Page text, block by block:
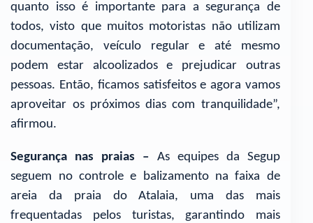
quanto isso é importante para a segurança de
todos, visto que muitos motoristas não utilizam
documentação, veículo regular e até mesmo
podem estar alcoolizados e prejudicar outras
pessoas. Então, ficamos satisfeitos e agora vamos
aproveitar os próximos dias com tranquilidade”,
afirmou.
Segurança nas praias – As equipes da Segup
seguem no controle e balizamento na faixa de
areia da praia do Atalaia, uma das mais
frequentadas pelos turistas, garantindo mais